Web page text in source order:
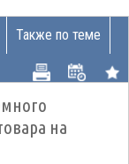
Также по теме
на